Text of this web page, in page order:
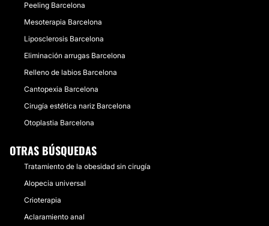
Peeling Barcelona
Mesoterapia Barcelona
Liposclerosis Barcelona
Eliminación arrugas Barcelona
Relleno de labios Barcelona
Cantopexia Barcelona
Cirugía estética nariz Barcelona
Otoplastia Barcelona
OTRAS BÚSQUEDAS
Tratamiento de la obesidad sin cirugía
Alopecia universal
Crioterapia
Aclaramiento anal